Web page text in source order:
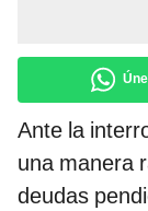
Ante la
una manera
deudas